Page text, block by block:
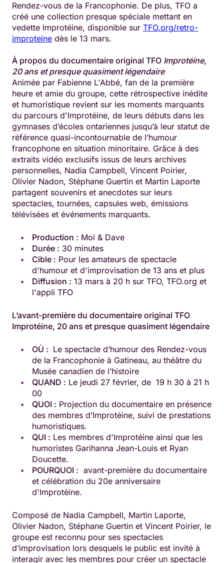
Rendez-vous de la Francophonie. De plus, TFO a
créé une collection presque spéciale mettant en
vedette Improtéine, disponible sur TFO.org/retro-
improteine dès le 13 mars.
À propos du documentaire original TFO Improtéine,
20 ans et presque quasiment légendaire
Animée par Fabienne L'Abbé, fan de la première
heure et amie du groupe, cette rétrospective inédite
et humoristique revient sur les moments marquants
du parcours d'Improtéine, de leurs débuts dans les
gymnases d’écoles ontariennes jusqu’à leur statut de
référence quasi-incontournable de l’humour
francophone en situation minoritaire. Grâce à des
extraits vidéo exclusifs issus de leurs archives
personnelles, Nadia Campbell, Vincent Poirier,
Olivier Nadon, Stéphane Guertin et Martin Laporte
partagent souvenirs et anecdotes sur leurs
spectacles, tournées, capsules web, émissions
télévisées et événements marquants.
Production : Moi & Dave
Durée : 30 minutes
Cible : Pour les amateurs de spectacle
d'humour et d'improvisation de 13 ans et plus
Diffusion : 13 mars à 20 h sur TFO, TFO.org et
l'appli TFO
L’avant-première du documentaire original TFO
Improtéine, 20 ans et presque quasiment légendaire
OÙ : Le spectacle d‘humour des Rendez-vous
de la Francophonie à Gatineau, au théâtre du
Musée canadien de l’histoire
QUAND : Le jeudi 27 février, de 19 h 30 à 21 h
00
QUOI : Projection du documentaire en présence
des membres d’Improtéine, suivi de prestations
humoristiques.
QUI : Les membres d'Improtéine ainsi que les
humoristes Garihanna Jean-Louis et Ryan
Doucette.
POURQUOI : avant-première du documentaire
et célébration du 20e anniversaire
d'Improtéine.
Composé de Nadia Campbell, Martin Laporte,
Olivier Nadon, Stéphane Guertin et Vincent Poirier, le
groupe est reconnu pour ses spectacles
d’improvisation lors desquels le public est invité à
interagir avec les membres pour créer un spectacle